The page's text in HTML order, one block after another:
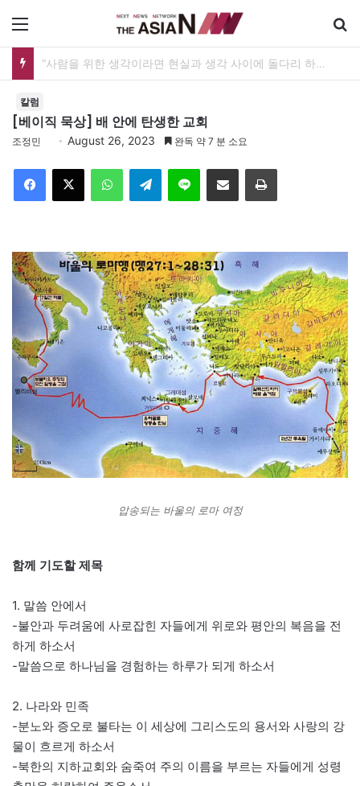
“사람을 위한 생각이라면 현실과 생각 사이에 돌다리 하나는 놓아야 하지 않을까”
칼럼
[베이직 묵상] 배 안에 탄생한 교회
조정민 August 26, 2023 완독 약 7 분 소요
Telegram 이메일
압송되는 바울의 로마 여정
함께 기도할 제목
1. 말씀 안에서
-불안과 두려움에 사로잡힌 자들에게 위로와 평안의 복음을 전
하게 하소서
-말씀으로 하나님을 경험하는 하루가 되게 하소서
2. 나라와 민족
-분노와 증오로 불타는 이 세상에 그리스도의 용서와 사랑의 강
물이 흐르게 하소서
-북한의 지하교회와 숨죽여 주의 이름을 부르는 자들에게 성령